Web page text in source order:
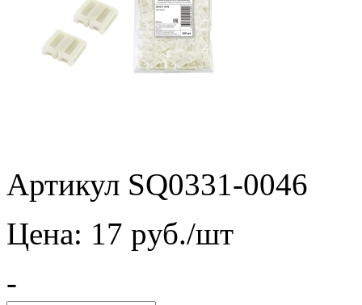
Артикул SQ0331-0046
Цена: 17 pуб./шт
-